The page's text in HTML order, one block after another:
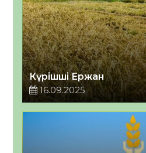
Күрішші Ержан
16.09.2025